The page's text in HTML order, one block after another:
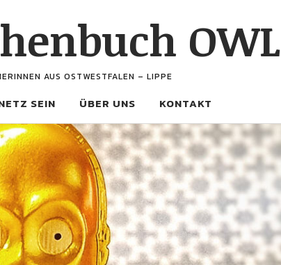
OWL
AUS OSTWESTFALEN – LIPPE
SEIN ÜBER UNS KONTAKT